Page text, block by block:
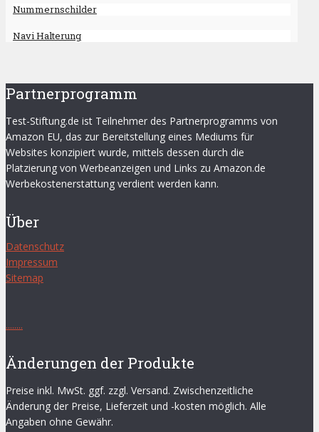
Nummernschilder
Navi Halterung
Partnerprogramm
Test-Stiftung.de ist Teilnehmer des Partnerprogramms von
Amazon EU, das zur Bereitstellung eines Mediums für
Websites konzipiert wurde, mittels dessen durch die
Platzierung von Werbeanzeigen und Links zu Amazon.de
Werbekostenerstattung verdient werden kann.
Über
Datenschutz
Impressum
Sitemap
........
Änderungen der Produkte
Preise inkl. MwSt. ggf. zzgl. Versand. Zwischenzeitliche
Änderung der Preise, Lieferzeit und -kosten möglich. Alle
Angaben ohne Gewähr.